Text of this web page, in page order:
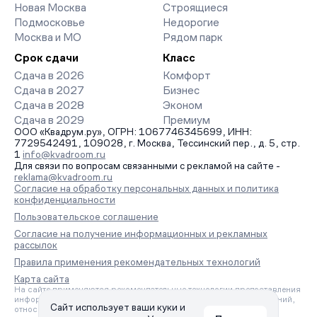
Новая Москва
Подмосковье
Москва и МО
Строящиеся
Недорогие
Рядом парк
Срок сдачи
Сдача в 2026
Сдача в 2027
Сдача в 2028
Сдача в 2029
Класс
Комфорт
Бизнес
Эконом
Премиум
ООО «Квадрум.ру», ОГРН: 1067746345699, ИНН:
7729542491, 109028, г. Москва, Тессинский пер., д. 5, стр.
1 info@kvadroom.ru
Для связи по вопросам связанными с рекламой на сайте -
reklama@kvadroom.ru
Согласие на обработку персональных данных и политика
конфиденциальности
Пользовательское соглашение
Согласие на получение информационных и рекламных
рассылок
Правила применения рекомендательных технологий
Карта сайта
На сайте применяются рекомендательные технологии предоставления
информации на основе сбора, систематизации и анализа сведений,
относящихся к предпочтениям пользователей сети «Интернет»,
Сайт использует ваши куки и